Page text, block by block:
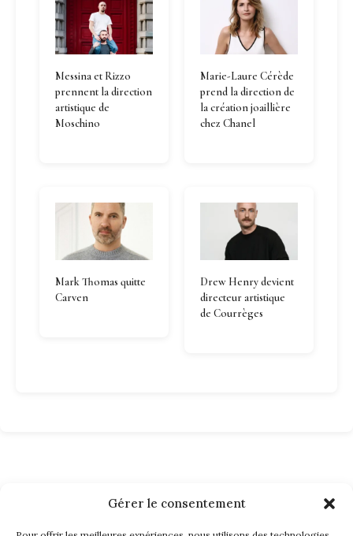
Gérer le consentement
Messina et Rizzo
prennent la direction
artistique de
Moschino
Marie-Laure Cérède
prend la direction de
la création joaillière
chez Chanel
Mark Thomas quitte
Carven
Drew Henry devient
directeur artistique
de Courrèges